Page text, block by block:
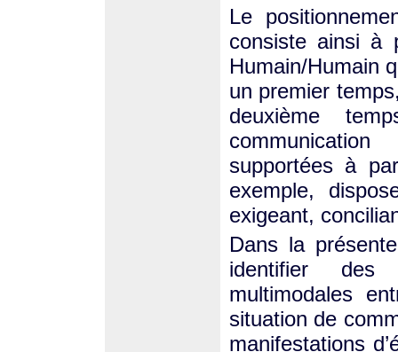
Le
consiste ainsi à
Humain/Humain
un premier
deuxième
supportées à
exemple,
exigeant,
Dans la
identifier des
multimodales
situation de
manifestations